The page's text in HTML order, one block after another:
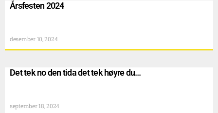
Årsfesten 2024
desember 10, 2024
Det tek no den tida det tek høyre du…
september 18, 2024